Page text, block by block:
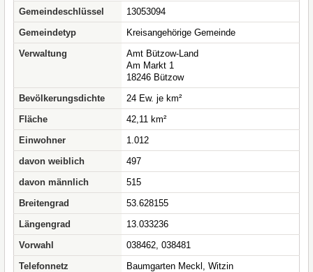
Gemeindeschlüssel
13053094
Gemeindetyp
Kreisangehörige Gemeinde
Verwaltung
Amt Bützow-Land
Am Markt 1
18246 Bützow
Bevölkerungsdichte
24 Ew. je km²
Fläche
42,11 km²
Einwohner
1.012
davon weiblich
497
davon männlich
515
Breitengrad
53.628155
Längengrad
13.033236
Vorwahl
038462, 038481
Telefonnetz
Baumgarten Meckl, Witzin